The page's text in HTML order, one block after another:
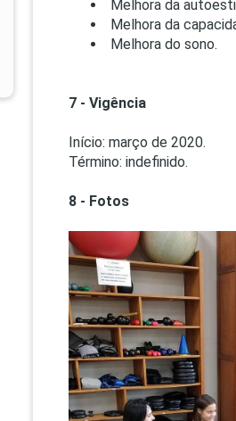
Melhora da
Melhora da
Melhora do sono.
7 - Vigência
Início: março de 2020.
Término: indefinido.
8 - Fotos